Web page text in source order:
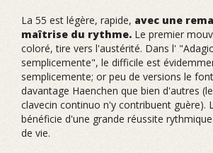
La 55 est légère, rapide, avec une
maîtrise du rythme. Le premier
coloré, tire vers l'austérité. Dans l'
semplicemente", le difficile est
semplicemente; or peu de versions le
davantage Haenchen que bien d'autres
clavecin continuo n'y contribuent guère).
bénéficie d'une grande réussite
de vie.